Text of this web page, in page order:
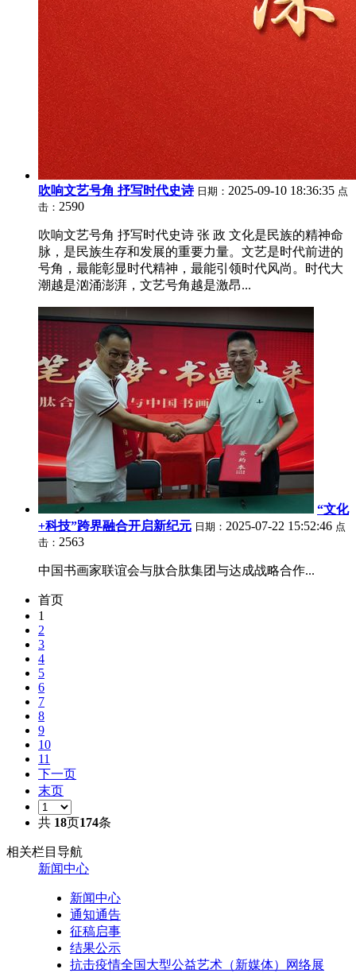
吹响文艺号角 抒写时代史诗 日期： 2025-09-10 18:36:35 点
击： 2590
吹响文艺号角 抒写时代史诗 张 政 文化是民族的精神命
脉，是民族生存和发展的重要力量。文艺是时代前进的
号角，最能彰显时代精神，最能引领时代风尚。时代大
潮越是汹涌澎湃，文艺号角越是激昂...
“文化
+科技”跨界融合开启新纪元 日期： 2025-07-22 15:52:46 点
击： 2563
中国书画家联谊会与肽合肽集团与达成战略合作...
首页
1
2
3
4
5
6
7
8
9
10
11
下一页
末页
共 18页174条
相关栏目导航
新闻中心
新闻中心
通知通告
征稿启事
结果公示
抗击疫情全国大型公益艺术（新媒体）网络展